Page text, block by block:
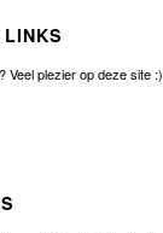
Veel plezier op deze site :)